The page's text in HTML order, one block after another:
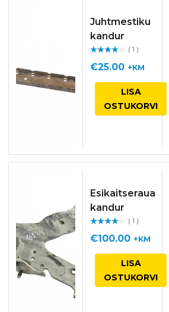
Juhtmestiku
kandur
guga / 5
( 1 )
€25.00 +KM
LISA
OSTUKORVI
Esikaitseraua
kandur
guga/ 5
( 1 )
€100.00 +KM
LISA
OSTUKORVI